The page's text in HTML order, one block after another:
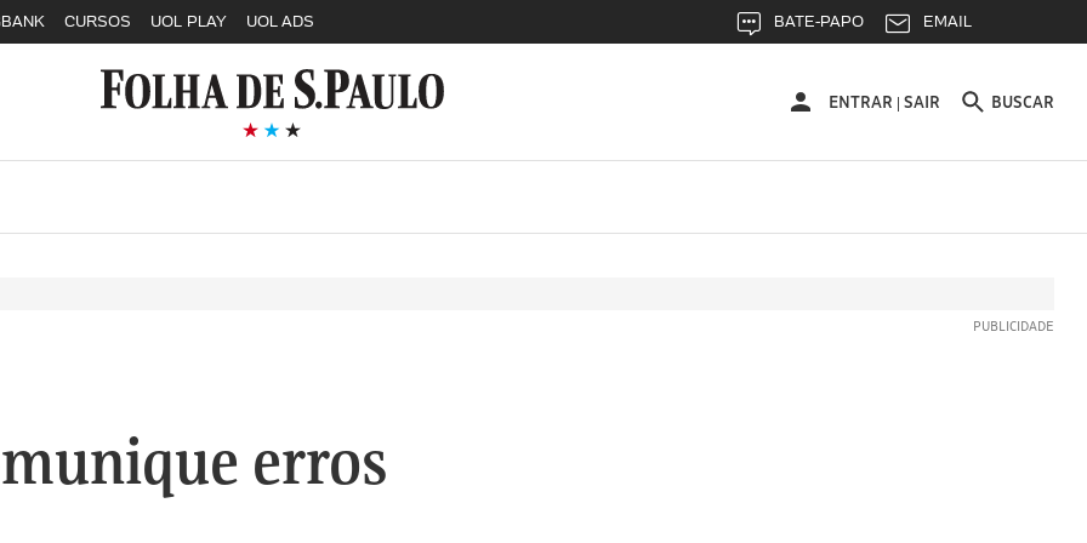
CURSOS UOL PLAY UOL ADS BATE-PAPO EMAIL
ENTRAR
ENTRAR | SAIR BUSCAR
erros